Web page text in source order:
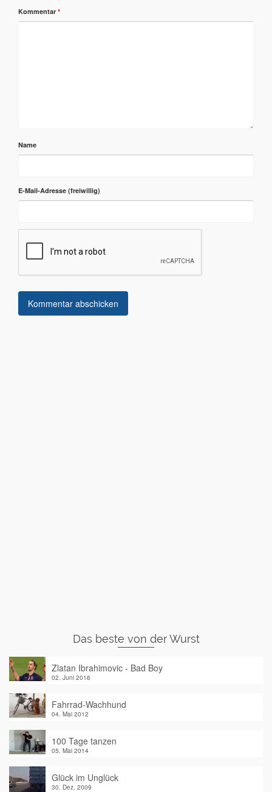
Kommentar *
Name
E-Mail-Adresse
Das beste von der Wurst
Zlatan Ibrahimovic - Bad Boy
02. Juni 2016
Fahrrad-Wachhund
04. Mai 2012
100 Tage tanzen
05. Mai 2014
Glück im Unglück
30. Dez. 2009